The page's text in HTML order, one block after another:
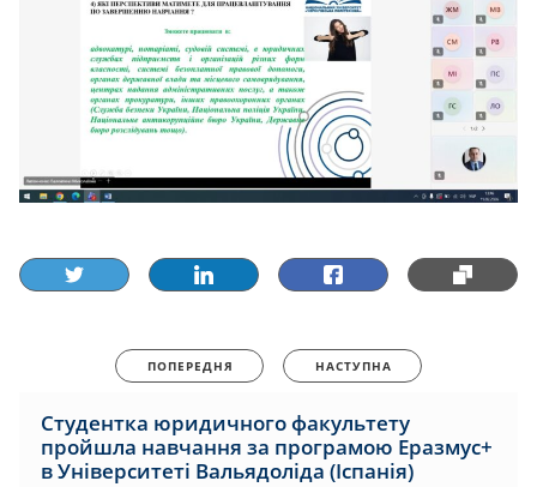
ПОПЕРЕДНЯ НАСТУПНА
Студентка юридичного факультету
пройшла навчання за програмою Еразмус+
в Університеті Вальядоліда (Іспанія)